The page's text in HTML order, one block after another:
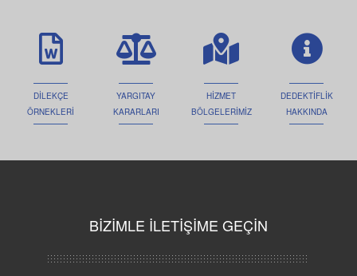
DİLEKÇE
ÖRNEKLERİ
YARGITAY
KARARLARI
HİZMET
BÖLGELERİMİZ
DEDEKTİFLİK
HAKKINDA
BİZİMLE İLETİŞİME GEÇİN